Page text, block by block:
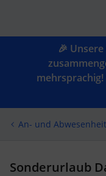
🎉
mehrsprachig!
An- und Abwesenheit
Sonderurlaub